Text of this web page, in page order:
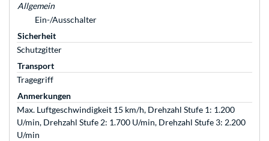
Allgemein
Ein-/Ausschalter
Sicherheit
Schutzgitter
Transport
Tragegriff
Anmerkungen
Max. Luftgeschwindigkeit 15 km/h, Drehzahl Stufe 1: 1.200
U/min, Drehzahl Stufe 2: 1.700 U/min, Drehzahl Stufe 3: 2.200
U/min